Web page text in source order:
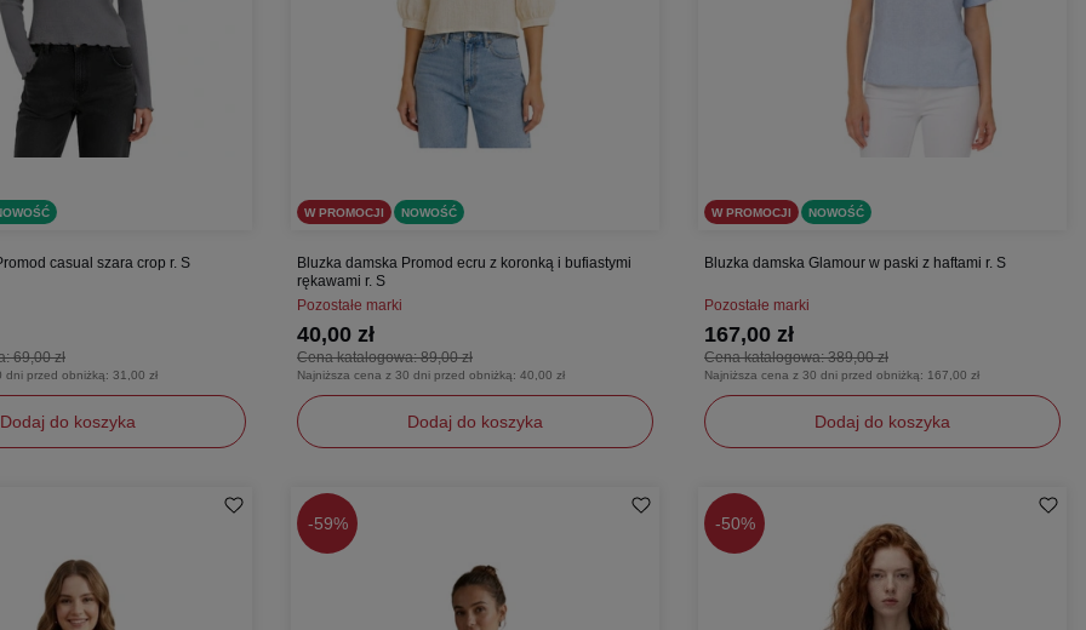
casual szara crop r. S
69,00 zł
dni przed obniżką: 31,00 zł
Dodaj do koszyka
W PROMOCJI NOWOŚĆ
Bluzka damska Promod ecru z koronką i bufiastymi
rękawami r. S
Pozostałe marki
Cena katalogowa:89,00 zł
40,00 zł
Najniższa cena z 30 dni przed obniżką: 40,00 zł
Dodaj do koszyka
S
W PROMOCJI NOWOŚĆ
Bluzka damska Glamour w paski z haftami r. S
Pozostałe marki
Cena katalogowa:389,00 zł
167,00 zł
Najniższa cena z 30 dni przed obniżką: 167,00 zł
Dodaj do koszyka
S
-59% -50%